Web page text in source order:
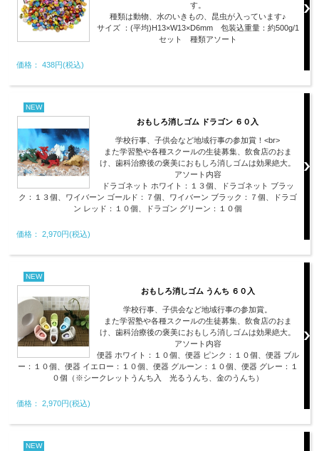
す。
種類は動物、水のいきもの、昆虫が入っています♪
サイズ ：(平均)H13×W13×D6mm 包装込重量：約500g/1
セット 種類アソート
価格： 438円(税込)
NEW
おもしろ消しゴム ドラゴン ６０入
学校行事、子供会など地域行事の参加賞！<br>
また学習塾や各種スクールの生徒募集、飲食店のおま
け、歯科治療後の褒美におもしろ消しゴムは効果絶大。
アソート内容
ドラゴネット ホワイト：１３個、ドラゴネット ブラッ
ク：１３個、ワイバーン ゴールド：７個、ワイバーン ブラック：７個、ドラゴ
ン レッド：１０個、ドラゴン グリーン：１０個
価格： 2,970円(税込)
NEW
おもしろ消しゴム うんち ６０入
学校行事、子供会など地域行事の参加賞。
また学習塾や各種スクールの生徒募集、飲食店のおま
け、歯科治療後の褒美におもしろ消しゴムは効果絶大。
アソート内容
便器 ホワイト：１０個、便器 ピンク：１０個、便器 ブル
ー：１０個、便器 イエロー：１０個、便器 グルーン：１０個、便器 グレー：１
０個（※シークレットうんち入 光るうんち、金のうんち）
価格： 2,970円(税込)
NEW